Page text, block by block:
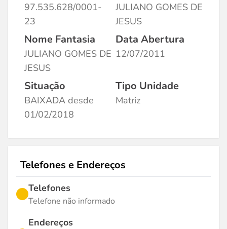
97.535.628/0001-
23
JULIANO GOMES DE
JESUS
Nome Fantasia
JULIANO GOMES DE
JESUS
Data Abertura
12/07/2011
Situação
BAIXADA desde
01/02/2018
Tipo Unidade
Matriz
Telefones e Endereços
Telefones
Telefone não informado
Endereços